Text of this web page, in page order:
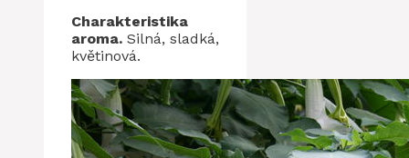
Charakteristika
aroma. Silná, sladká,
květinová.